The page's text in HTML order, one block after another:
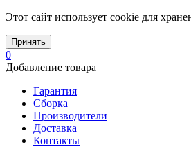
Этот сайт использует cookie для
Принять
0
Добавление товара
Гарантия
Сборка
Производители
Доставка
Контакты